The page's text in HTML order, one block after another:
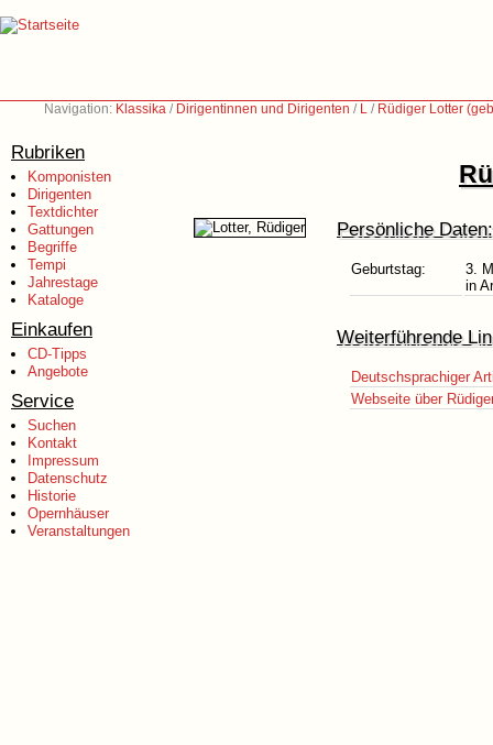
Navigation: Klassika / Dirigentinnen und Dirigenten / L / Rüdiger Lotter
Rubriken
Komponisten
Dirigenten
Textdichter
Gattungen
Begriffe
Tempi
Jahrestage
Kataloge
Einkaufen
CD-Tipps
Angebote
Service
Suchen
Kontakt
Impressum
Datenschutz
Historie
Opernhäuser
Veranstaltungen
Persönliche Daten:
Geburtstag:
3.
in
Weiterführende
Deutschsprachiger
Webseite über